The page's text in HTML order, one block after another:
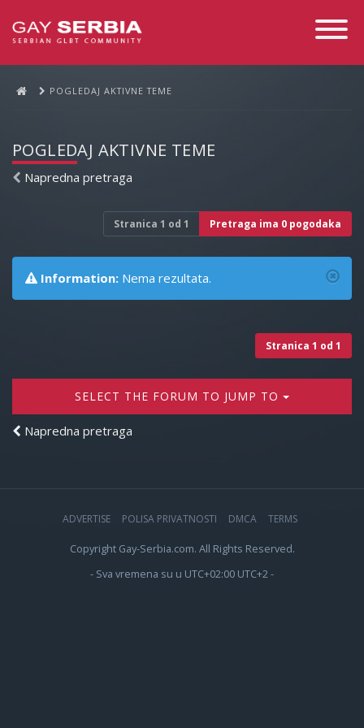
Toggle
POGLEDAJ AKTIVNE TEME
POGLEDAJ AKTIVNE TEME
Napredna pretraga
Stranica 1 od 1 Pretraga ima 0 pogodaka
Information: Nema rezultata.
Stranica 1 od 1
SELECT THE FORUM TO JUMP TO
Napredna pretraga
ADVERTISE POLISA PRIVATNOSTI DMCA TERMS
Copyright Gay-Serbia.com. All Rights Reserved.
- Sva vremena su u UTC+02:00 UTC+2 -